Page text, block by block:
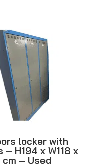
locker with
– H194 x W118 x
cm – Used